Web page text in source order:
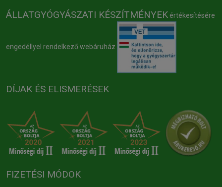
ÁLLATGYÓGYÁSZATI KÉSZÍTMÉNYEK értékesítésére
engedéllyel rendelkező webáruház
DÍJAK ÉS ELISMERÉSEK
FIZETÉSI MÓDOK